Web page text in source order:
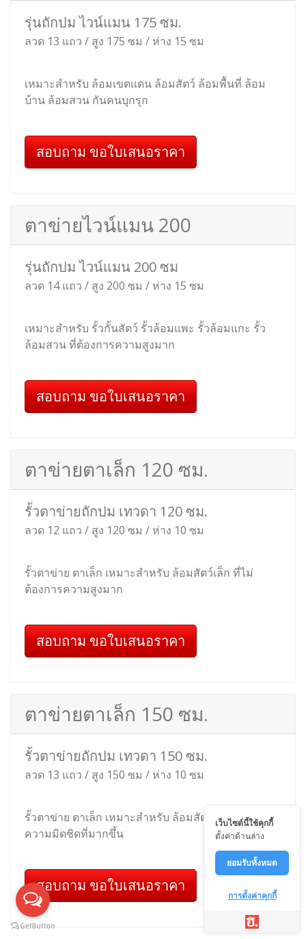
สอบถาม ขอใบเสนอราคา
ตาข่ายไวน์แมน 142
รุ่นถักปม ไวน์แมน 142 ซม.
เหมาะสำหรับ ล้อมเขตแดน ล้อมสัตว์ ล้อมพื้นที่ ล้อม
บ้าน ล้อมสวน กันคนบุกรุก
สอบถาม ขอใบเสนอราคา
ตาข่ายไวน์แมน 175
รุ่นถักปม ไวน์แมน 175 ซม.
เหมาะสำหรับ ล้อมเขตแดน ล้อมสัตว์ ล้อมพื้นที่ ล้อม
บ้าน ล้อมสวน กันคนบุกรุก
สอบถาม ขอใบเสนอราคา
ตาข่ายไวน์แมน 200
รุ่นถักปม ไวน์แมน 200 ซม
เหมาะสำหรับ รั้วกั้นสัตว์ รั้วล้อมแพะ รั้วล้อมแกะ รั้ว
ล้อมสวน ที่ต้องการความสูงมาก
สอบถาม ขอใบเสนอราคา
รั้วตาข่ายถักปม เทวดา 120 ซม.
ลวด 12 แถว / สูง 120 ซม / ห่าง 10 ซม
เว็บไซต์นี้ใช้คุกกี้
ตั้งค่าด้านล่าง
ยอมรับทั้งหมด
การตั้งค่าคุกกี้